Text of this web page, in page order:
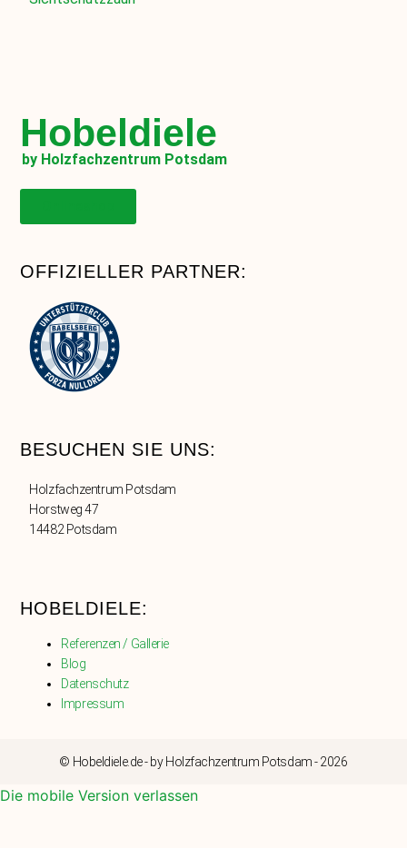
Hobeldiele
by Holzfachzentrum Potsdam
OFFIZIELLER PARTNER:
BESUCHEN SIE UNS:
Holzfachzentrum Potsdam
Horstweg 47
14482 Potsdam
HOBELDIELE:
Referenzen / Gallerie
Blog
Datenschutz
Impressum
© Hobeldiele.de - by Holzfachzentrum Potsdam - 2026
Die mobile Version verlassen